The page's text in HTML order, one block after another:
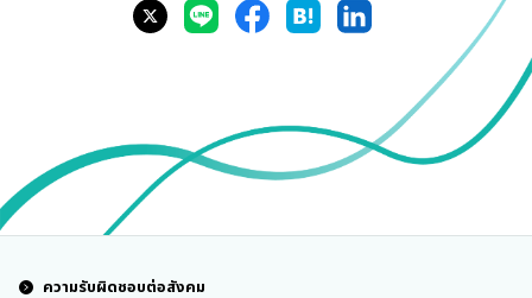
ความรับผิดชอบต่อสังคม